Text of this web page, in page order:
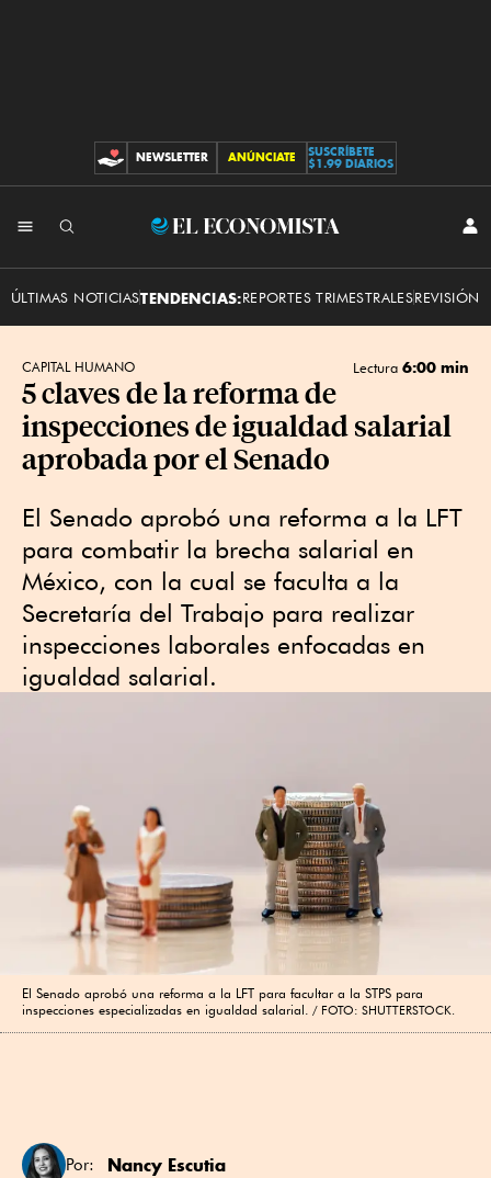
CONTRIBUCIONES
NEWSLETTER ANÚNCIATE
SUSCRÍBETE
$1.99 DIARIOS
El
ÚLTIMAS NOTICIASTENDENCIAS:REPORTES TRIMESTRALESREVISIÓN
CAPITAL HUMANO Lectura 6:00 min
5 claves de la reforma de
inspecciones de igualdad salarial
aprobada por el Senado
El Senado aprobó una reforma a la LFT
para combatir la brecha salarial en
México, con la cual se faculta a la
Secretaría del Trabajo para realizar
inspecciones laborales enfocadas en
igualdad salarial.
El Senado aprobó una reforma a la LFT para facultar a la STPS para
inspecciones especializadas en igualdad salarial.
FOTO: SHUTTERSTOCK.
Por: Nancy Escutia